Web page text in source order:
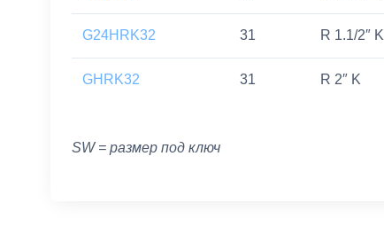
G24HRK32 31 R 1.1/2″ K
GHRK32 31 R 2″ K
SW = размер под ключ